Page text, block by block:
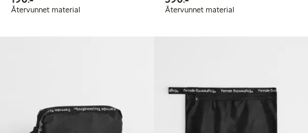
Återvunnet material Återvunnet material